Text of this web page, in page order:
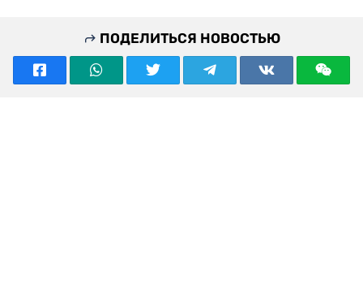
ПОДЕЛИТЬСЯ НОВОСТЬЮ